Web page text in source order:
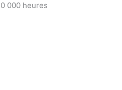
000 heures